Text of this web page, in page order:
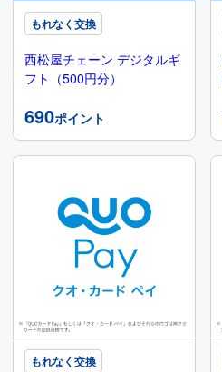
もれなく交換
西松屋チェーン デジタルギ
フト（500円分）
690ポイント
もれなく交換